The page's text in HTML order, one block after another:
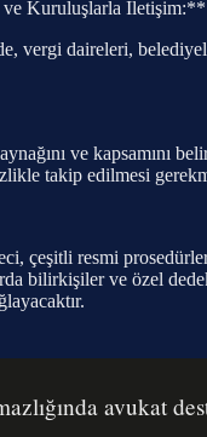
Kuruluşlarla İletişim:**
vergi daireleri,
ve kapsamını
takip edilmesi
çeşitli resmi
bilirkişiler ve özel
avukat